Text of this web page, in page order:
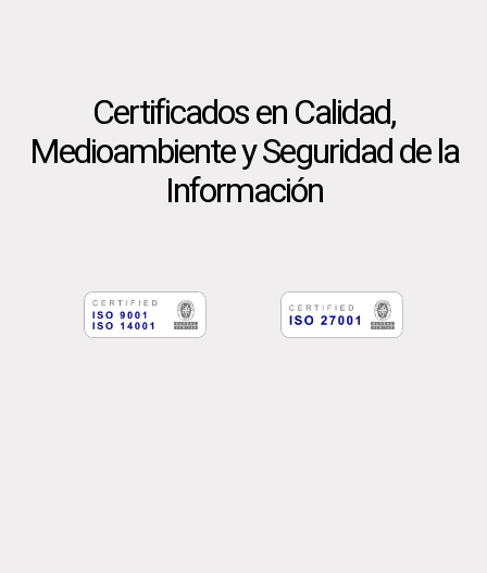
Certificados en Calidad,
Medioambiente y Seguridad de la
Información